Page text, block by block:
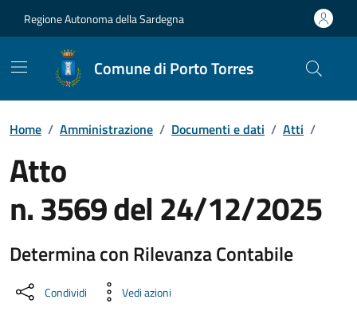
Regione Autonoma della Sardegna
Comune di Porto Torres
Home / Amministrazione / Documenti e dati / Atti /
Atto
n. 3569 del 24/12/2025
Determina con Rilevanza Contabile
Dettaglio del documento
Condividi Vedi azioni